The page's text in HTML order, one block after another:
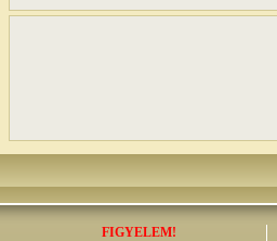
FIGYELEM!